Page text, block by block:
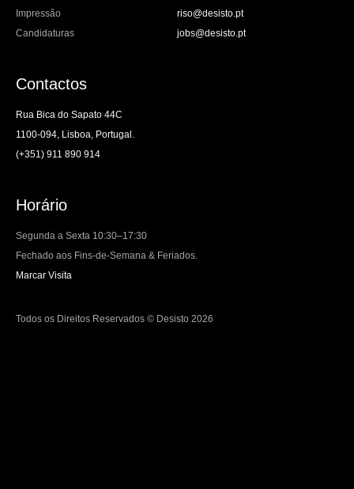
Impressão
riso@desisto.pt
Candidaturas
jobs@desisto.pt
Contactos
Rua Bica do Sapato 44C
1100-094, Lisboa, Portugal.
(+351) 911 890 914
Horário
Segunda a Sexta 10:30–17:30
Fechado aos Fins-de-Semana & Feriados.
Marcar Visita
Todos os Direitos Reservados © Desisto 2026